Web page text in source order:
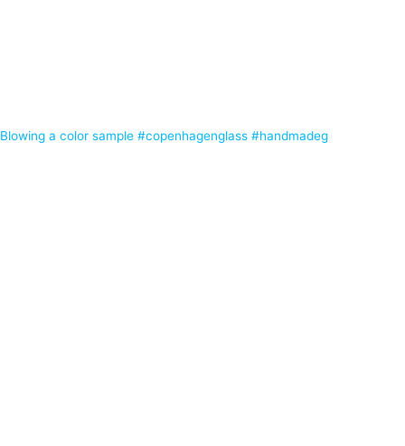
Blowing a color sample #copenhagenglass #handmadeg